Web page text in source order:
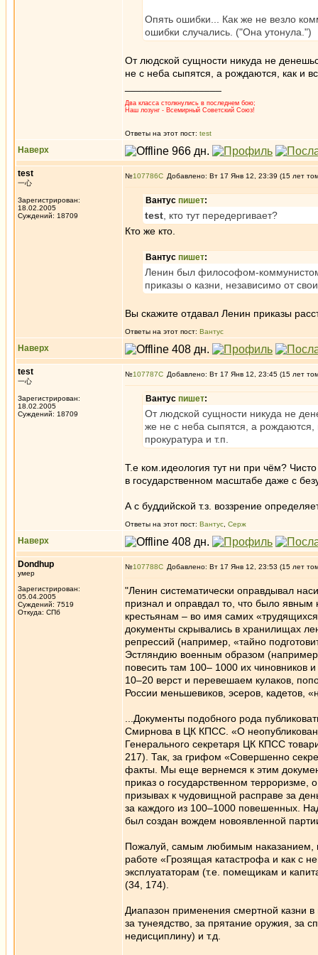
Опять ошибки... Как же не везло
ошибки случались. ("Она утонула.")
От людской сущности никуда не
не с неба сыпятся, а рождаются, как и
Два класса столкнулись в последнем бою;
Наш лозунг - Всемирный Советский Союз!
Ответы на этот пост: test
Наверх
test
一心
Зарегистрирован:
18.02.2005
Суждений: 18709
№107786 Добавлено: Вт 17 Янв 12, 23:39 (15 лет
Вантус пишет:
test , кто тут передергивает?
Кто же кто.
Вантус пишет:
Ленин был философом-
приказы о казни, независимо от
Вы скажите отдавал Ленин приказы
Ответы на этот пост: Вантус
Наверх
test
一心
Зарегистрирован:
18.02.2005
Суждений: 18709
№107787 Добавлено: Вт 17 Янв 12, 23:45 (15 лет
Вантус пишет:
От людской сущности никуда не
же не с неба сыпятся, а рождаются,
прокуратура и т.п.
Т.е ком.идеология тут ни при чём?
в государственном масштабе даже с
А с буддийской т.з. воззрение
Ответы на этот пост: Вантус Серж
Наверх
Dondhup
умер
Зарегистрирован:
05.04.2005
Суждений: 7519
Откуда: СПб
№107788 Добавлено: Вт 17 Янв 12, 23:53 (15 лет
"Ленин систематически оправдывал
признал и оправдал то, что было
крестьянам – во имя самих
документы скрывались в хранилищах
репрессий (например, «тайно
Эстляндию военным образом
повесить там 100– 1000 их
10–20 верст и перевешаем кулаков,
России меньшевиков, эсеров, кадетов,
...Документы подобного рода
Смирнова в ЦК КПСС. «О
Генерального секретаря ЦК КПСС
217). Так, за грифом «Совершенно
факты. Мы еще вернемся к этим
приказ о государственном терроризме,
призывах к чудовищной расправе за
за каждого из 100–1000 повешенных.
был создан вождем новоявленной
Пожалуй, самым любимым наказанием,
работе «Грозящая катастрофа и как с
эксплуататорам (т.е. помещикам и
(34, 174).
Диапазон применения смертной казни
за тунеядство, за прятание оружия, за
недисциплину) и т.д.